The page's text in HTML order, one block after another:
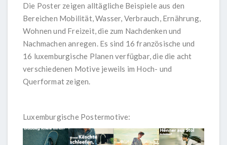
Die Poster zeigen alltägliche Beispiele aus den
Bereichen Mobilität, Wasser, Verbrauch, Ernährung,
Wohnen und Freizeit, die zum Nachdenken und
Nachmachen anregen. Es sind 16 französische und
16 luxemburgische Planen verfügbar, die die acht
verschiedenen Motive jeweils im Hoch- und
Querformat zeigen.
Luxemburgische Postermotive: